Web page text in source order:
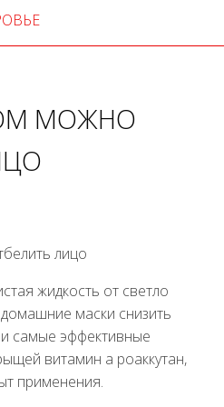
МОЖНО
жидкость от светло
маски снизить
самые эффективные
витамин а роаккутан,
применения.